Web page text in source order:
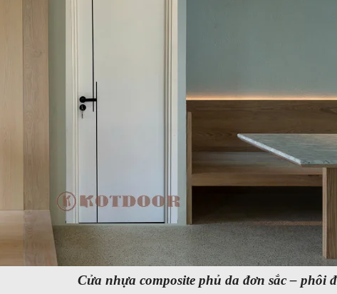
Cửa nhựa composite phủ da đơn sắc – phôi